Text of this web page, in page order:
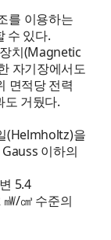
를 이용하는
수 있다.
치(Magnetic
자기장에서도
면적당 전력
도 거뒀다.
(Helmholtz)을
이하의
5.4
/㎤ 수준의